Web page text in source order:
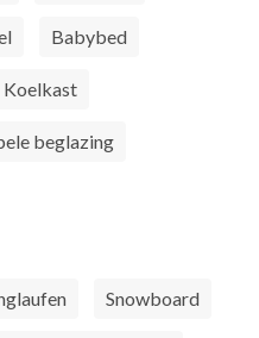
Babybed
Koelkast
beglazing
Snowboard